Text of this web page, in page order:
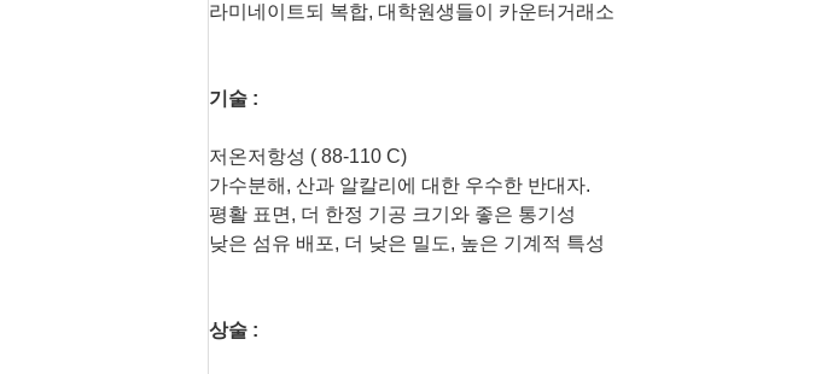
라미네이트되 복합, 대학원생들이 카운터거래소
기술 :
저온저항성 ( 88-110 C)
가수분해, 산과 알칼리에 대한 우수한 반대자.
평활 표면, 더 한정 기공 크기와 좋은 통기성
낮은 섬유 배포, 더 낮은 밀도, 높은 기계적 특성
상술 :